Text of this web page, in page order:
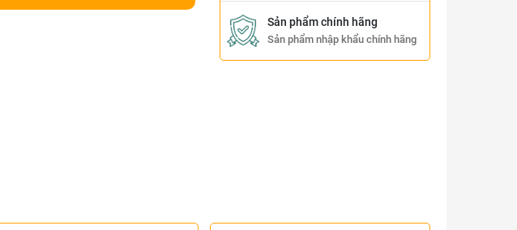
Sản phẩm chính hãng
Sản phẩm nhập khẩu chính hãng